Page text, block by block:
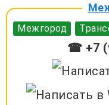
Межгород
☎ +7